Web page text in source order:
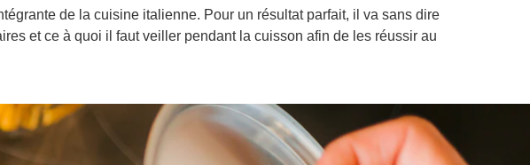
de la cuisine italienne. Pour un résultat parfait, il va sans dire
et ce à quoi il faut veiller pendant la cuisson afin de les réussir au